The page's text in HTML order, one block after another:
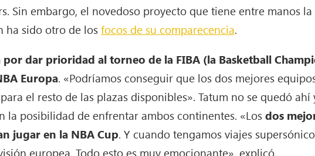
Sin embargo, el novedoso proyecto que tiene entre manos
ha sido otro de losfocos de su comparecencia.
por dar prioridad al torneo de la FIBA (la Basketball
Europa. «Podríamos conseguir que los dos mejores equipos
el resto de las plazas disponibles». Tatum no se quedó
la posibilidad de enfrentar ambos continentes. «Losdos
jugar en la NBA Cup. Y cuando tengamos viajes
europea. Todo esto es muy emocionante», explicó.